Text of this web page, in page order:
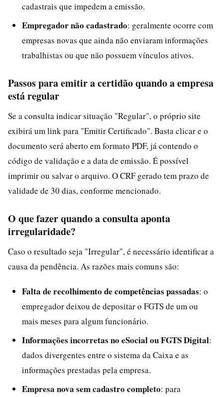
cadastrais que impedem a emissão.
Empregador não cadastrado: geralmente ocorre com
empresas novas que ainda não enviaram informações
trabalhistas ou que não possuem vínculos ativos.
Passos para emitir a certidão quando a empresa
está regular
Se a consulta indicar situação "Regular", o próprio site
exibirá um link para "Emitir Certificado". Basta clicar e o
documento será aberto em formato PDF, já contendo o
código de validação e a data de emissão. É possível
imprimir ou salvar o arquivo. O CRF gerado tem prazo de
validade de 30 dias, conforme mencionado.
O que fazer quando a consulta aponta
irregularidade?
Caso o resultado seja "Irregular", é necessário identificar a
causa da pendência. As razões mais comuns são:
Falta de recolhimento de competências passadas: o
empregador deixou de depositar o FGTS de um ou
mais meses para algum funcionário.
Informações incorretas no eSocial ou FGTS Digital:
dados divergentes entre o sistema da Caixa e as
informações prestadas pela empresa.
Empresa nova sem cadastro completo: para